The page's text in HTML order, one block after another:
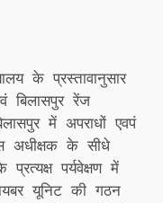
के प्रस्तावानुसार
बिलासपुर रेंज
में अपराधों एवपं
अधीक्षक के सीधे
पर्यवेक्षण में
यूनिट की गठन